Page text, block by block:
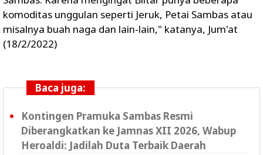
komoditas unggulan seperti Jeruk, Petai Sambas atau
misalnya buah naga dan lain-lain," katanya, Jum'at
(18/2/2022)
Baca juga:
Kontingen Pramuka Sambas Resmi
Diberangkatkan ke Jamnas XII 2026, Wabup
Heroaldi: Jadilah Duta Terbaik Daerah